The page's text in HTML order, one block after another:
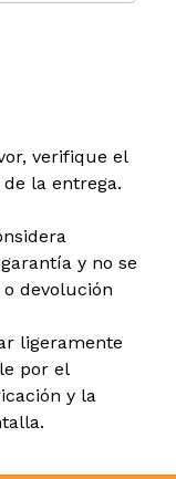
verifique el
la entrega.
y no se
devolución
ligeramente
por el
y la